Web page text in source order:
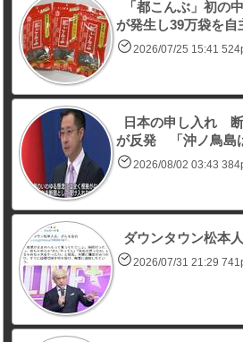
「都こんぶ」初
が発生し39万袋を自
2026/07/25 15:41
日本の申し入れ
が反発 「沖ノ鳥島
2026/08/02 03:43
ダウンタウン松本
2026/07/31 21:29